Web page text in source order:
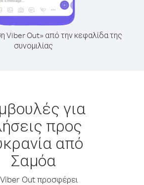
Viber Out» από την κεφαλίδα της
συνομιλίας
για
προς
από
Σαμόα
Out προσφέρει